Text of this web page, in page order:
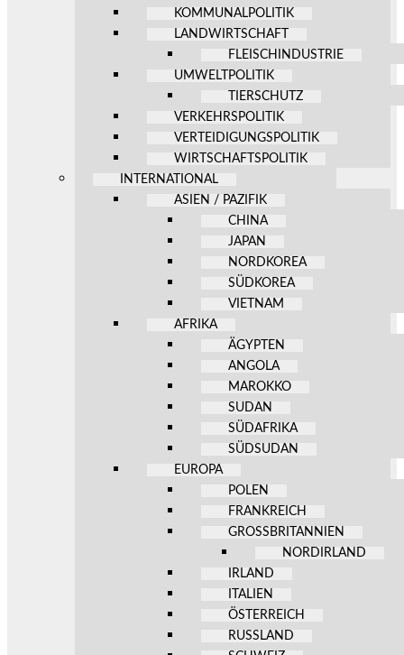
KOMMUNALPOLITIK
LANDWIRTSCHAFT
FLEISCHINDUSTRIE
UMWELTPOLITIK
TIERSCHUTZ
VERKEHRSPOLITIK
VERTEIDIGUNGSPOLITIK
WIRTSCHAFTSPOLITIK
INTERNATIONAL
ASIEN / PAZIFIK
CHINA
JAPAN
NORDKOREA
SÜDKOREA
VIETNAM
AFRIKA
ÄGYPTEN
ANGOLA
MAROKKO
SUDAN
SÜDAFRIKA
SÜDSUDAN
EUROPA
POLEN
FRANKREICH
GROSSBRITANNIEN
NORDIRLAND
IRLAND
ITALIEN
ÖSTERREICH
RUSSLAND